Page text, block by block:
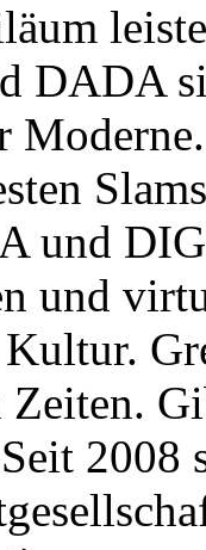
DADA
und
und
2008